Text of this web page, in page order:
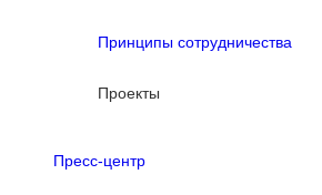
Принципы сотрудничества
Проекты
Пресс-центр